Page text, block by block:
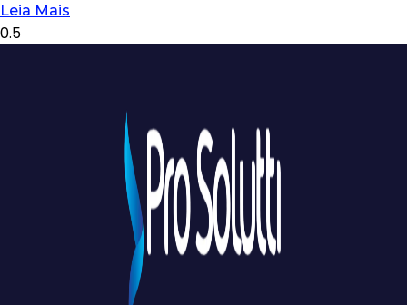
Leia Mais